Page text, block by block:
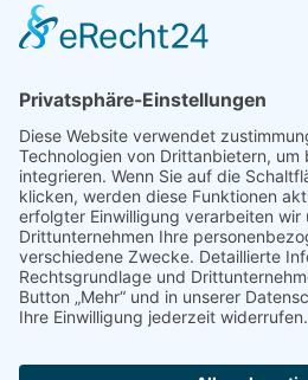
Denn das wichtigste Kapital
Mehr über Felix Behm
Der "Generation-Z-Talk"
So gewinnen Sie Generation Z!
Generation
mit Vertretern der jungen
Experten
Alle Interviews können Sie auf